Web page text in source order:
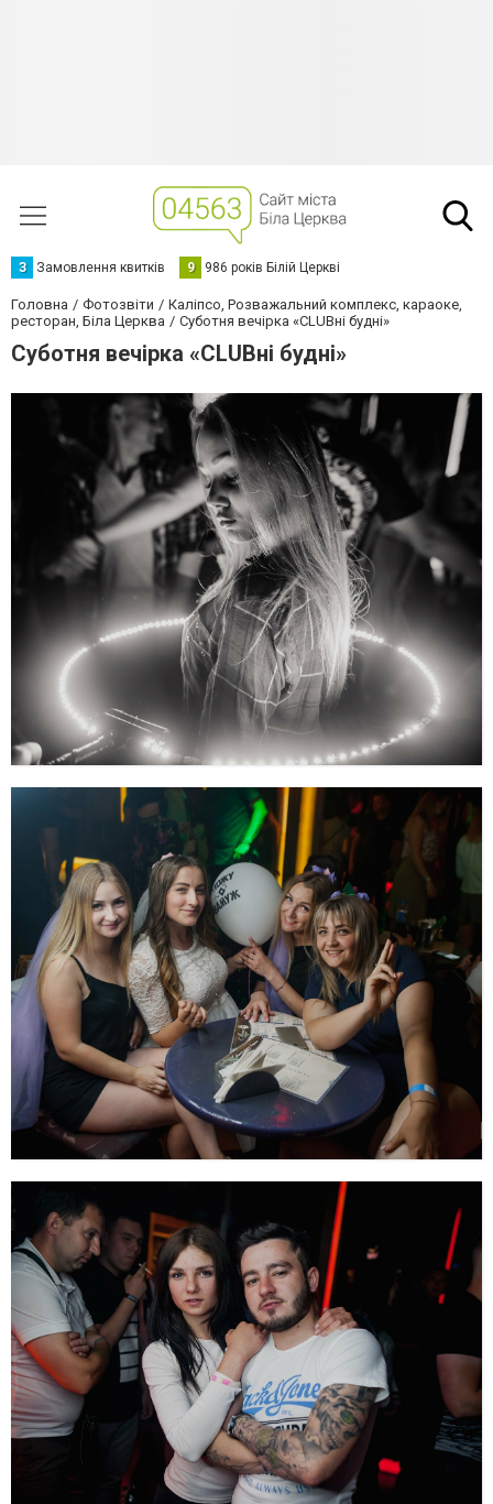
З Замовлення квитків 9 986 років Білій Церкві
Головна Фотозвіти
Каліпсо, Розважальний комплекс, караоке,
ресторан, Біла Церква
Суботня вечірка «CLUBні будні»
Суботня вечірка «CLUBні будні»